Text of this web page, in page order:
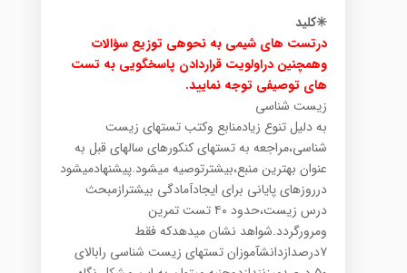
✳️کلید
درتست های شیمی به نحوهی توزیع سؤالات
وهمچنین دراولویت قراردادن پاسخگویی به تست
های توصیفی توجه نمایید.
زیست شناسی
به دلیل تنوع زیادمنابع وکتب تستهای زیست
شناسی،مراجعه به تستهای کنکورهای سالهای قبل به
عنوان بهترین منبع،بیشترتوصیه میشود.پیشنهادمیشود
درروزهای پایانی برای ایجادآمادگی بیشترازمبحث
درس زیست،حدود ۴۰ تست تمرین
ومرورگردد.شواهد نشان میدهدکه فقط
۷درصدازدانشآموزان تستهای زیست شناسی رابالای